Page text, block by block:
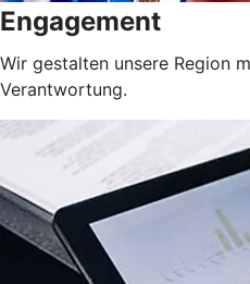
Engagement
Wir gestalten unsere Region
Verantwortung.